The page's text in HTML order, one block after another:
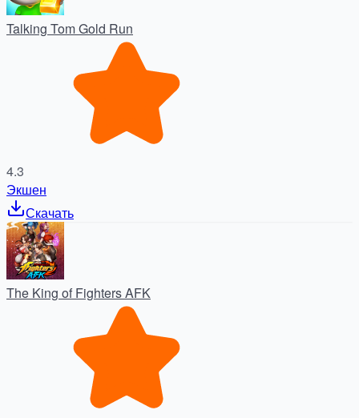
Talking Tom Gold Run
4.3
Экшен
Скачать
The King of Fighters AFK